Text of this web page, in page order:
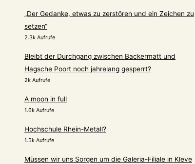
„Der Gedanke, etwas zu zerstören und ein Zeichen zu
setzen“
2.3k Aufrufe
Bleibt der Durchgang zwischen Backermatt und
Hagsche Poort noch jahrelang gesperrt?
2k Aufrufe
A moon in full
1.6k Aufrufe
Hochschule Rhein-Metall?
1.5k Aufrufe
Müssen wir uns Sorgen um die Galeria-Filiale in Kleve